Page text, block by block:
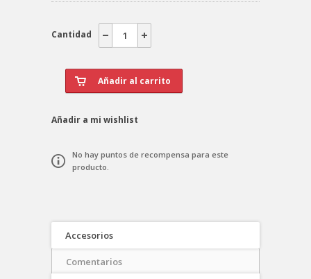
Cantidad
Añadir a mi wishlist
No hay puntos de recompensa para este
producto.
Accesorios
Comentarios